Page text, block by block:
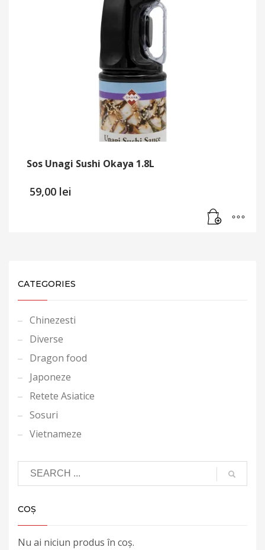
Sos Unagi Sushi Okaya 1.8L
59,00 lei
CATEGORIES
Chinezesti
Diverse
Dragon food
Japoneze
Retete Asiatice
Sosuri
Vietnameze
COȘ
Nu ai niciun produs în coș.